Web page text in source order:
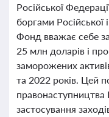
Російської
боргами Російської
Фонд вважає себе
25 млн доларів і
заморожених
та 2022 років. Цей
правонаступництва
застосування